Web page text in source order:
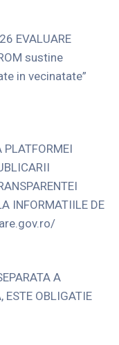
EVALUARE
sustine
in vecinatate”
PLATFORMEI
INFORMATIILE DE
A
ESTE OBLIGATIE